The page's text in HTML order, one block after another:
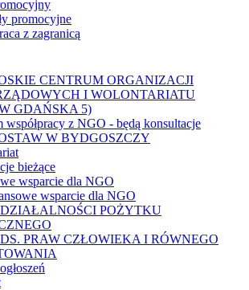
promocyjne
z zagranicą
CENTRUM ORGANIZACJI
I WOLONTARIATU
GDAŃSKA 5)
współpracy z NGO - będą konsultacje
W BYDGOSZCZY
bieżące
wsparcie dla NGO
wsparcie dla NGO
POŻYTKU
PRAW CZŁOWIEKA I RÓWNEGO